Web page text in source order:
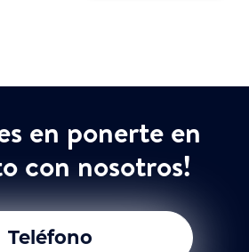
en ponerte en
con nosotros!
Teléfono